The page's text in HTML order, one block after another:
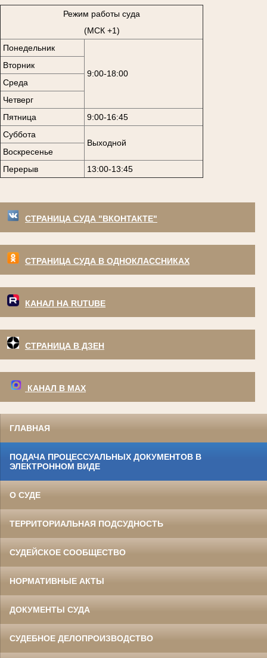
Режим работы суда
(МСК +1)
Понедельник
9:00-18:00
Вторник
Среда
Четверг
Пятница
9:00-16:45
Суббота
Выходной
Воскресенье
Перерыв
13:00-13:45
СТРАНИЦА СУДА "ВКОНТАКТЕ"
СТРАНИЦА СУДА В ОДНОКЛАССНИКАХ
КАНАЛ НА RUTUBE
СТРАНИЦА В ДЗЕН
КАНАЛ В МАХ
ГЛАВНАЯ
ПОДАЧА ПРОЦЕССУАЛЬНЫХ ДОКУМЕНТОВ В
ЭЛЕКТРОННОМ ВИДЕ
О СУДЕ
ТЕРРИТОРИАЛЬНАЯ ПОДСУДНОСТЬ
СУДЕЙСКОЕ СООБЩЕСТВО
НОРМАТИВНЫЕ АКТЫ
ДОКУМЕНТЫ СУДА
СУДЕБНОЕ ДЕЛОПРОИЗВОДСТВО